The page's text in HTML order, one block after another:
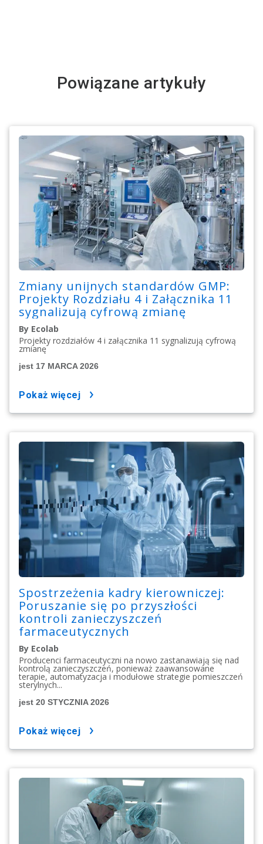
Powiązane artykuły
Zmiany unijnych standardów GMP:
Projekty Rozdziału 4 i Załącznika 11
sygnalizują cyfrową zmianę
By Ecolab
Projekty rozdziałów 4 i załącznika 11 sygnalizują cyfrową
zmianę
jest 17 MARCA 2026
pokaż więcej
Spostrzeżenia kadry kierowniczej:
Poruszanie się po przyszłości
kontroli zanieczyszczeń
farmaceutycznych
By Ecolab
Producenci farmaceutyczni na nowo zastanawiają się nad
kontrolą zanieczyszczeń, ponieważ zaawansowane
terapie, automatyzacja i modułowe strategie pomieszczeń
sterylnych...
jest 20 STYCZNIA 2026
pokaż więcej